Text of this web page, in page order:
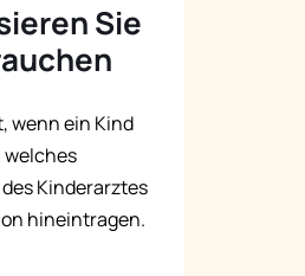
Sie
wenn ein Kind
welches
Kinderarztes
hineintragen.